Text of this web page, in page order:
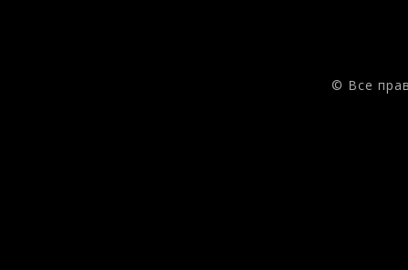
© Все